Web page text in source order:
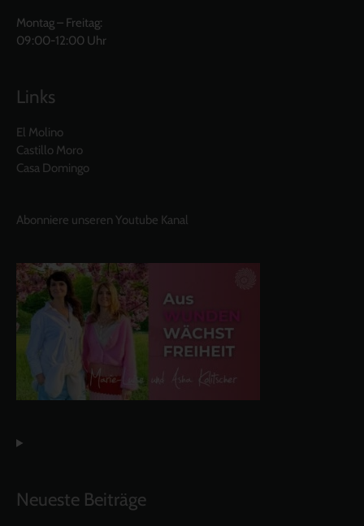
Montag – Freitag:
09:00-12:00 Uhr
Links
El Molino
Castillo Moro
Casa Domingo
Abonniere unseren Youtube Kanal
Neueste Beiträge